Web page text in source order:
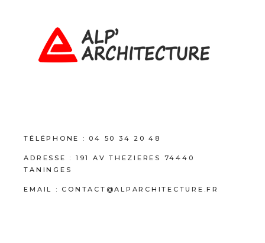
TÉLÉPHONE : 04 50 34 20 48
ADRESSE : 191 AV THEZIERES 74440
TANINGES
EMAIL : CONTACT@ALPARCHITECTURE.FR